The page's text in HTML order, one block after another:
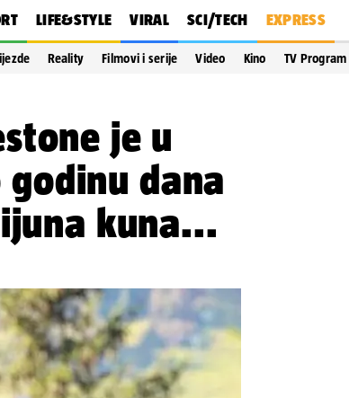
LIFE&STYLE VIRAL SCI/TECH EXPRESS
Reality Filmovi i serije Video Kino TV Program
je u
dana
kuna...